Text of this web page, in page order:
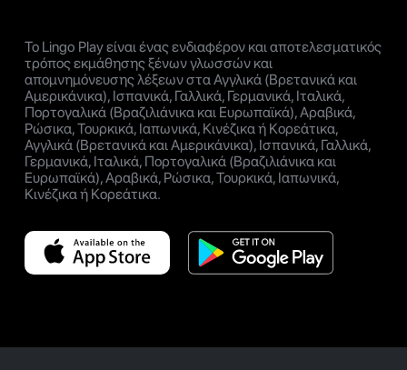
Το Lingo Play είναι ένας ενδιαφέρον και αποτελεσματικός
τρόπος εκμάθησης ξένων γλωσσών και
απομνημόνευσης λέξεων στα Αγγλικά (Βρετανικά και
Αμερικάνικα), Ισπανικά, Γαλλικά, Γερμανικά, Ιταλικά,
Πορτογαλικά (Βραζιλιάνικα και Ευρωπαϊκά), Αραβικά,
Ρώσικα, Τουρκικά, Ιαπωνικά, Κινέζικα ή Κορεάτικα,
Αγγλικά (Βρετανικά και Αμερικάνικα), Ισπανικά, Γαλλικά,
Γερμανικά, Ιταλικά, Πορτογαλικά (Βραζιλιάνικα και
Ευρωπαϊκά), Αραβικά, Ρώσικα, Τουρκικά, Ιαπωνικά,
Κινέζικα ή Κορεάτικα.